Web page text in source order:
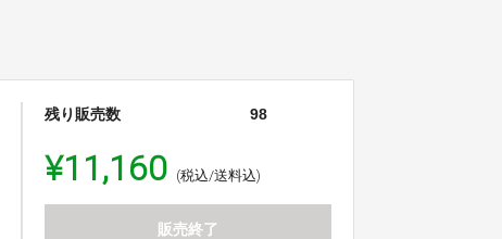
残り販売数 98
¥11,160 (税込/送料込)
販売終了